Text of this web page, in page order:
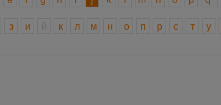
з и к л м н о п р с т у